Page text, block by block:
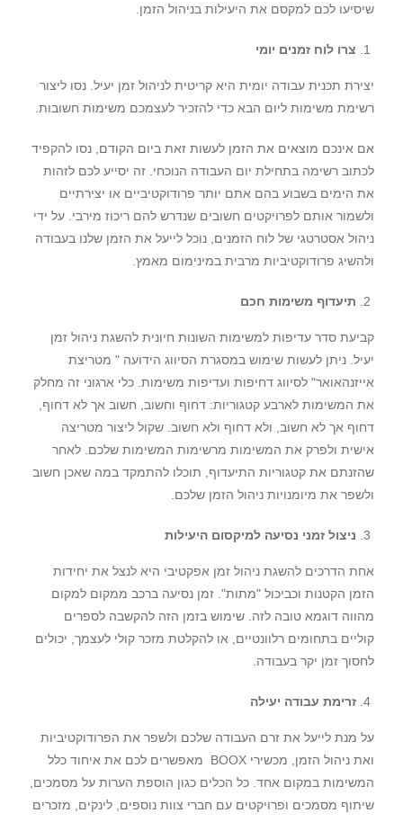
שיסיעו לכם למקסם את היעילות בניהול הזמן.
צרו לוח זמנים יומי
יצירת תכנית עבודה יומית היא קריטית לניהול זמן יעיל. נסו ליצור
רשימת משימות ליום הבא כדי להזכיר לעצמכם משימות חשובות.
אם אינכם מוצאים את הזמן לעשות זאת ביום הקודם, נסו להקפיד
לכתוב רשימה בתחילת יום העבודה הנוכחי. זה יסייע לכם לזהות
את הימים בשבוע בהם אתם יותר פרודוקטיביים או יצירתיים
ולשמור אותם לפרויקטים חשובים שנדרש להם ריכוז מירבי. על ידי
ניהול אסטרטגי של לוח הזמנים, נוכל לייעל את הזמן שלנו בעבודה
ולהשיג פרודוקטיביות מרבית במינימום מאמץ.
תיעדוף משימות חכם
קביעת סדר עדיפות למשימות השונות חיונית להשגת ניהול זמן
יעיל. ניתן לעשות שימוש במסגרת הסיווג הידועה " מטריצת
אייזנהאואר" לסיווג דחיפות ועדיפות משימות. כלי ארגוני זה מחלק
את המשימות לארבע קטגוריות: דחוף וחשוב, חשוב אך לא דחוף,
דחוף אך לא חשוב, ולא דחוף ולא חשוב. שקול ליצור מטריצה
אישית ולפרק את המשימות מרשימות המשימות שלכם. לאחר
שהזנתם את קטגוריות התיעדוף, תוכלו להתמקד במה שאכן חשוב
ולשפר את מיומנויות ניהול הזמן שלכם.
ניצול זמני נסיעה למיקסום היעילות
אחת הדרכים להשגת ניהול זמן אפקטיבי היא לנצל את יחידות
הזמן הקטנות וכביכול "מתות". זמן נסיעה ברכב ממקום למקום
מהווה דוגמא טובה לזה. שימוש בזמן הזה להקשבה לספרים
קוליים בתחומים רלוונטיים, או להקלטת מזכר קולי לעצמך, יכולים
לחסוך זמן יקר בעבודה.
זרימת עבודה יעילה
על מנת לייעל את זרם העבודה שלכם ולשפר את הפרודוקטיביות
ואת ניהול הזמן, מכשירי BOOX מאפשרים לכם את איחוד כלל
המשימות במקום אחד. כל הכלים כגון הוספת הערות על מסמכים,
שיתוף מסמכים ופרויקטים עם חברי צוות נוספים, לינקים, מזכרים